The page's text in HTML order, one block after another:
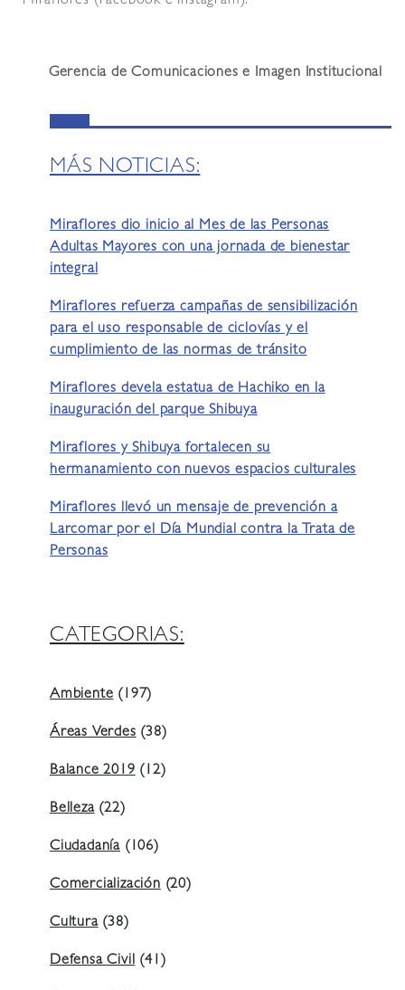
Gerencia de Comunicaciones e Imagen Institucional
MÁS NOTICIAS:
Miraflores dio inicio al Mes de las Personas
Adultas Mayores con una jornada de bienestar
integral
Miraflores refuerza campañas de sensibilización
para el uso responsable de ciclovías y el
cumplimiento de las normas de tránsito
Miraflores devela estatua de Hachiko en la
inauguración del parque Shibuya
Miraflores y Shibuya fortalecen su
hermanamiento con nuevos espacios culturales
Miraflores llevó un mensaje de prevención a
Larcomar por el Día Mundial contra la Trata de
Personas
CATEGORIAS:
Ambiente (197)
Áreas Verdes (38)
Balance 2019 (12)
Belleza(22)
Ciudadanía (106)
Comercialización (20)
Cultura(38)
Defensa Civil (41)